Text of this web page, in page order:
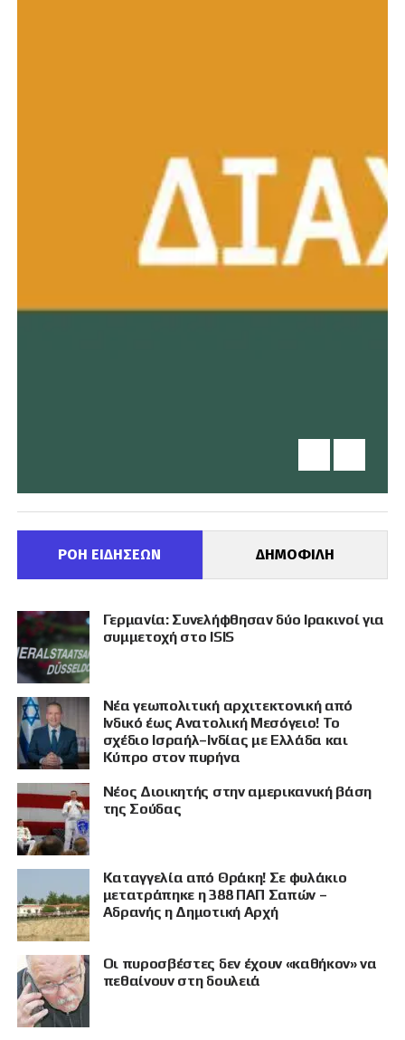
ΠΡΟΒΟΛΗ
ΡΟΗ ΕΙΔΗΣΕΩΝ ΔΗΜΟΦΙΛΗ
Γερμανία: Συνελήφθησαν δύο Ιρακινοί για
συμμετοχή στο ISIS
Νέα γεωπολιτική αρχιτεκτονική από
Ινδικό έως Ανατολική Μεσόγειο! Το
σχέδιο Ισραήλ–Ινδίας με Ελλάδα και
Κύπρο στον πυρήνα
Νέος Διοικητής στην αμερικανική βάση
της Σούδας
Καταγγελία από Θράκη! Σε φυλάκιο
μετατράπηκε η 388 ΠΑΠ Σαπών –
Αδρανής η Δημοτική Αρχή
Οι πυροσβέστες δεν έχουν «καθήκον» να
πεθαίνουν στη δουλειά